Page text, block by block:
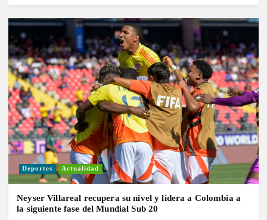
Deportes Actualidad
Neyser Villareal recupera su nivel y lidera a Colombia a
la siguiente fase del Mundial Sub 20